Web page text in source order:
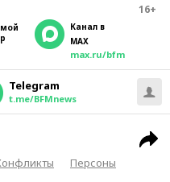
16+
Канал в
MAX
max.ru/bfm
Telegram
t.me/BFMnews
Персоны